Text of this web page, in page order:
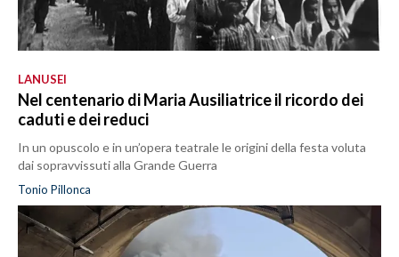
LANUSEI
Nel centenario di Maria Ausiliatrice il ricordo dei
caduti e dei reduci
In un opuscolo e in un’opera teatrale le origini della festa voluta
dai sopravvissuti alla Grande Guerra
Tonio Pillonca